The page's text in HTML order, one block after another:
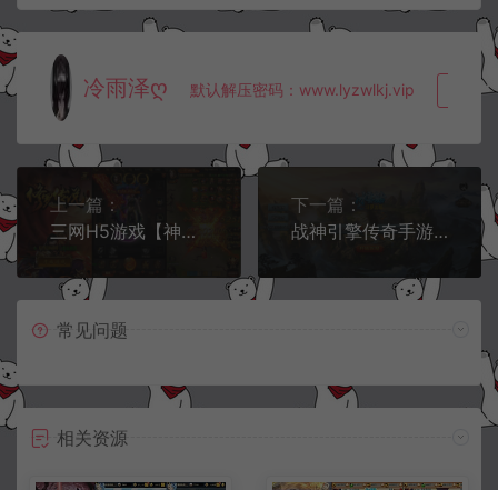
冷雨泽ღ 默认解压密码：www.lyzwlkj.vip 复
上一篇：
三网H5游戏【神魔之修罗雷霆】10月最新整理Linux手工服务端+GM授权后台+详细搭建教程
下一篇：
战神引擎传奇手游【斗罗冰雪单职业】10月最新整理Win一键服务端+GM充值后台+安卓苹果双端+详细搭建教程
常见问题
相关资源